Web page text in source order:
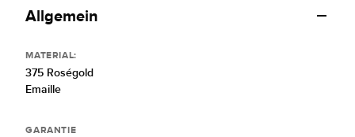
Allgemein
MATERIAL:
375 Roségold
Emaille
GARANTIE